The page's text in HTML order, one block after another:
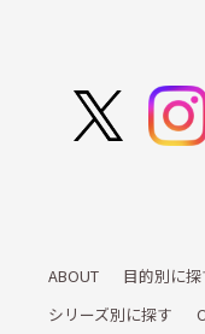
ABOUT 目的別に探
シリーズ別に探す